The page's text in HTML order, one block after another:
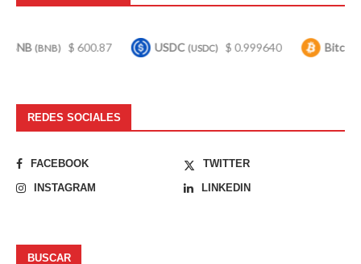
$ 600.87 USDC(USDC) $ 0.999640 Bitcoin(BTC)
REDES SOCIALES
FACEBOOK
TWITTER
INSTAGRAM
LINKEDIN
BUSCAR